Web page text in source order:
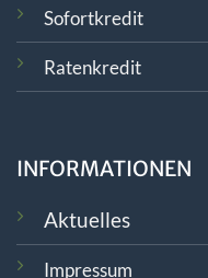
Sofortkredit
Ratenkredit
INFORMATIONEN
Aktuelles
Impressum